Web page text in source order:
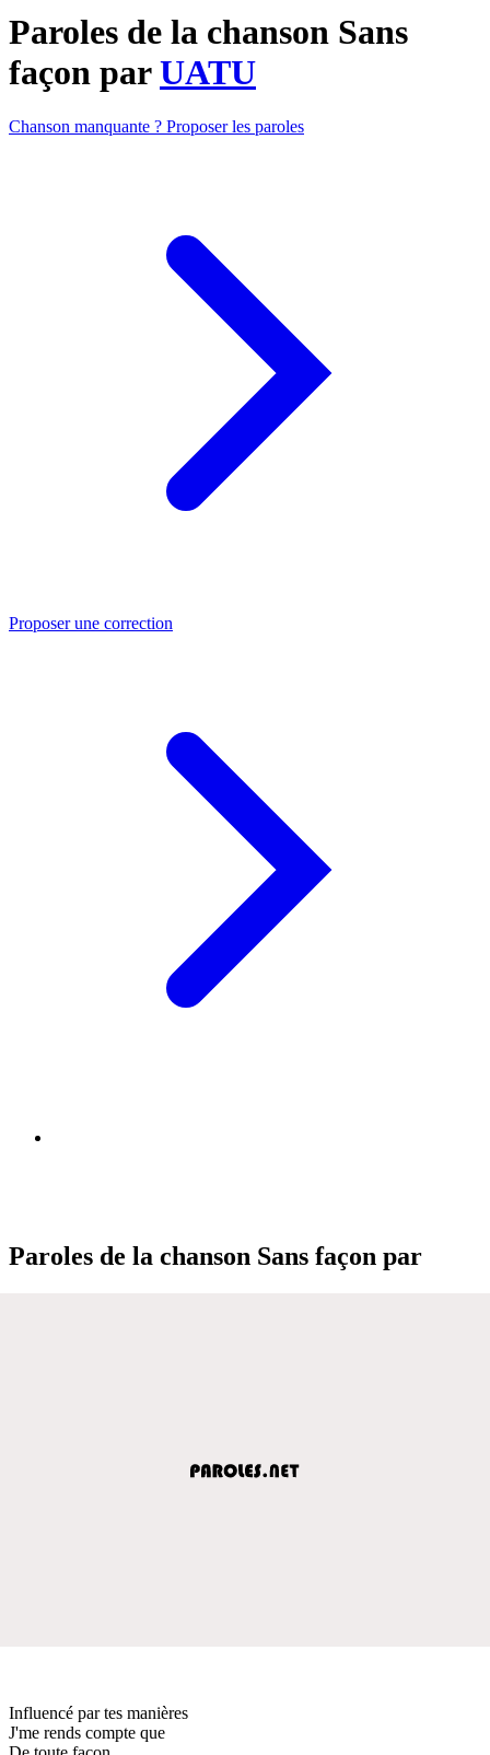
Paroles de la chanson Sans
façon parUATU
Chanson manquante ? Proposer les paroles
Proposer une correction
Paroles de la chanson Sans façon par
Influencé par tes manières
J'me rends compte que